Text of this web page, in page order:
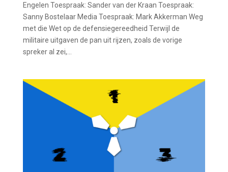
Engelen Toespraak: Sander van der Kraan Toespraak:
Sanny Bostelaar Media Toespraak: Mark Akkerman Weg
met die Wet op de defensiegereedheid Terwijl de
militaire uitgaven de pan uit rijzen, zoals de vorige
spreker al zei,...